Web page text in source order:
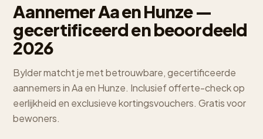
Aannemer Aa en Hunze —
gecertificeerd en beoordeeld
2026
Bylder matcht je met betrouwbare, gecertificeerde
aannemers in Aa en Hunze. Inclusief offerte-check op
eerlijkheid en exclusieve kortingsvouchers. Gratis voor
bewoners.